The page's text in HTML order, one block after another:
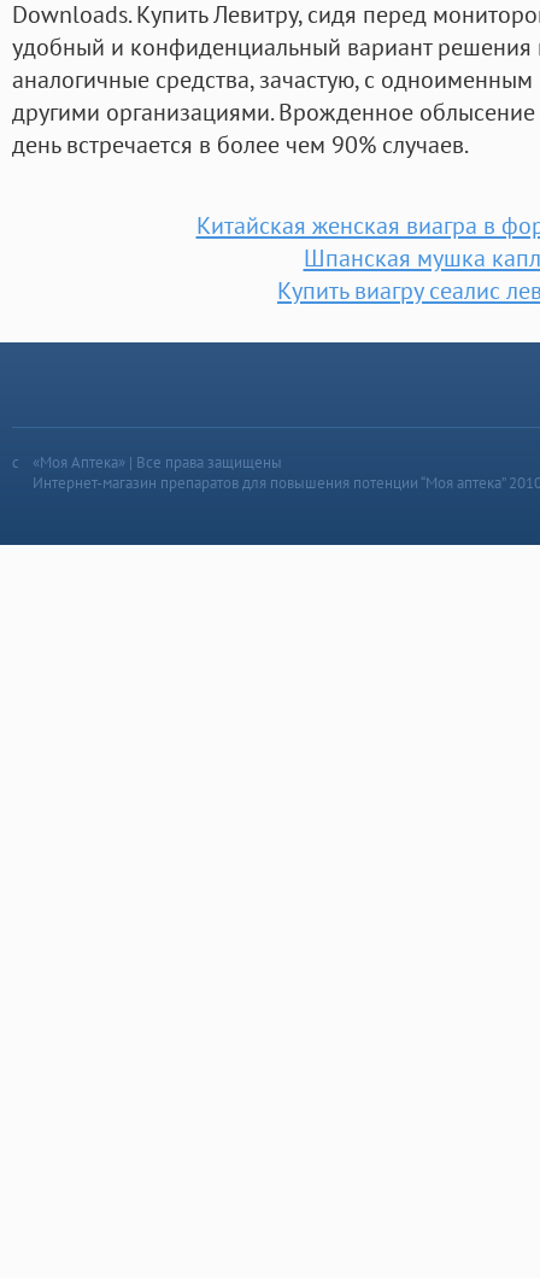
Downloads. Купить Левитру, сидя перед
удобный и конфиденциальный вариант решения
аналогичные средства, зачастую, с
другими организациями. Врожденное
день встречается в более чем 90% случаев.
Китайская женская виагра в
Шпанская мушка
Купить виагру сеалис
«Моя Аптека» | Все права защищены
Интернет-магазин препаратов для повышения потенции “Моя аптека”